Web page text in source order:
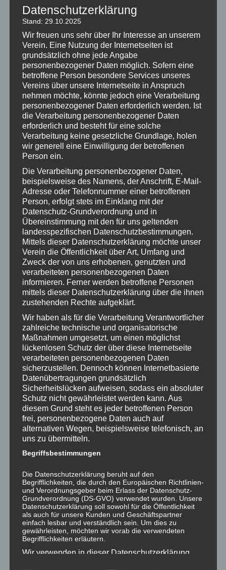
15 Minuten vor Schießende!
Für die
Schießstände freitags ab 19:00 Uhr
geöffnet!
Samstags: nach Vereinbarung und
während der
Gebrauchspistolenrunde ist bei den
Heimwettkämpfen das
Schützenhaus geöffnet. Die
Termine geben wir bekannt bzw.
liegen im Schützenhaus aus!
Weitere Öffnungszeiten nach
Absprache.
Wichtig:
seineWaffe undseinZubehör
selbstverantwortlich. Schäden an der
Anlage sind umgehend der Aufsicht zu
melden! Der entstandene Sachschaden ist
durch den Schützen zu ersetzen! Eine
Liste der Preise für beschädigtes
Eigentum des Vereines liegt im
Schützenhaus an der Theke aus. Durch
das Betreten des Schießstandes bzw.
durch die Abgabe eines Schusses erkennt
der Schütze diese Bedingungen an und
verpflichtet sich im Fall eines Schadens
zur Schadensregulierung.
Wichtige Info: Die komplette
Schießanlage ist Videoüberwacht! Die
Aufnahmen werden nach aktuellen
gültigen DSGVO Richtlinien automatisch
gelöscht!
Schießsport ,Verein Öffnungszeiten
← Vorheriger SPR
Videos Playlist Youtube
Nächster →
Weihweselbiathlon
2017 Video
Schreibe einen Kommentar
Deine E-Mail-Adresse wird nicht
veröffentlicht. Erforderliche Felder sind mit*
markiert
Kommentar*
Datenschutzerklärung
Stand: 29.10.2025
Wir freuen uns sehr über Ihr Interesse an unserem
Verein. Eine Nutzung der Internetseiten ist
grundsätzlich ohne jede Angabe
personenbezogener Daten möglich. Sofern eine
betroffene Person besondere Services unseres
Vereins über unsere Internetseite in Anspruch
nehmen möchte, könnte jedoch eine Verarbeitung
personenbezogener Daten erforderlich werden. Ist
die Verarbeitung personenbezogener Daten
erforderlich und besteht für eine solche
Verarbeitung keine gesetzliche Grundlage, holen
wir generell eine Einwilligung der betroffenen
Person ein.
Die Verarbeitung personenbezogener Daten,
beispielsweise des Namens, der Anschrift, E-Mail-
Adresse oder Telefonnummer einer betroffenen
Person, erfolgt stets im Einklang mit der
Datenschutz-Grundverordnung und in
Übereinstimmung mit den für uns geltenden
landesspezifischen Datenschutzbestimmungen.
Mittels dieser Datenschutzerklärung möchte unser
Verein die Öffentlichkeit über Art, Umfang und
Zweck der von uns erhobenen, genutzten und
verarbeiteten personenbezogenen Daten
informieren. Ferner werden betroffene Personen
mittels dieser Datenschutzerklärung über die ihnen
zustehenden Rechte aufgeklärt.
Wir haben als für die Verarbeitung Verantwortlicher
zahlreiche technische und organisatorische
Maßnahmen umgesetzt, um einen möglichst
lückenlosen Schutz der über diese Internetseite
verarbeiteten personenbezogenen Daten
sicherzustellen. Dennoch können Internetbasierte
Datenübertragungen grundsätzlich
Sicherheitslücken aufweisen, sodass ein absoluter
Schutz nicht gewährleistet werden kann. Aus
diesem Grund steht es jeder betroffenen Person
frei, personenbezogene Daten auch auf
alternativen Wegen, beispielsweise telefonisch, an
uns zu übermitteln.
Begriffsbestimmungen
Die Datenschutzerklärung beruht auf den
Begrifflichkeiten, die durch den Europäischen Richtlinien-
und Verordnungsgeber beim Erlass der Datenschutz-
Grundverordnung (DS-GVO) verwendet wurden. Unsere
Datenschutzerklärung soll sowohl für die Öffentlichkeit
als auch für unsere Kunden und Geschäftspartner
einfach lesbar und verständlich sein. Um dies zu
gewährleisten, möchten wir vorab die verwendeten
Begrifflichkeiten erläutern.
Wir verwenden in dieser Datenschutzerklärung